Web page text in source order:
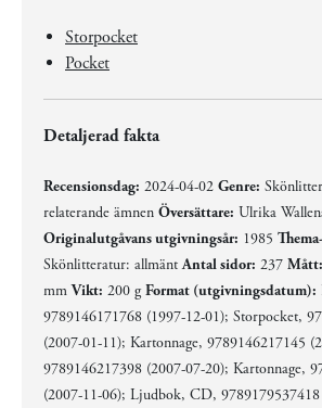
Storpocket
Pocket
Detaljerad fakta
Recensionsdag: 2024-04-02 Genre:
relaterande ämnen Översättare: Ulrika
Originalutgåvans utgivningsår: 1985
Skönlitteratur: allmäntAntal sidor: 237 Mått:
mmVikt: 200 gFormat (utgivningsdatum):
9789146171768 (1997-12-01); Storpocket,
(2007-01-11); Kartonnage, 9789146217145
9789146217398 (2007-07-20); Kartonnage,
(2007-11-06); Ljudbok, CD,